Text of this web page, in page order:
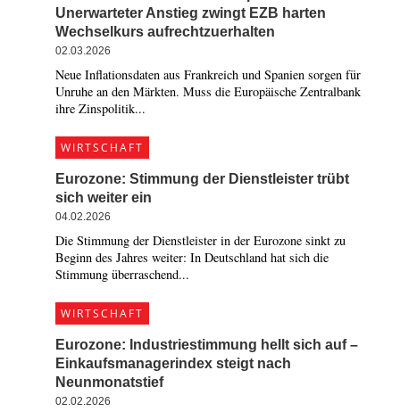
Unerwarteter Anstieg zwingt EZB harten
Wechselkurs aufrechtzuerhalten
02.03.2026
Neue Inflationsdaten aus Frankreich und Spanien sorgen für
Unruhe an den Märkten. Muss die Europäische Zentralbank
ihre Zinspolitik...
WIRTSCHAFT
Eurozone: Stimmung der Dienstleister trübt
sich weiter ein
04.02.2026
Die Stimmung der Dienstleister in der Eurozone sinkt zu
Beginn des Jahres weiter: In Deutschland hat sich die
Stimmung überraschend...
WIRTSCHAFT
Eurozone: Industriestimmung hellt sich auf –
Einkaufsmanagerindex steigt nach
Neunmonatstief
02.02.2026